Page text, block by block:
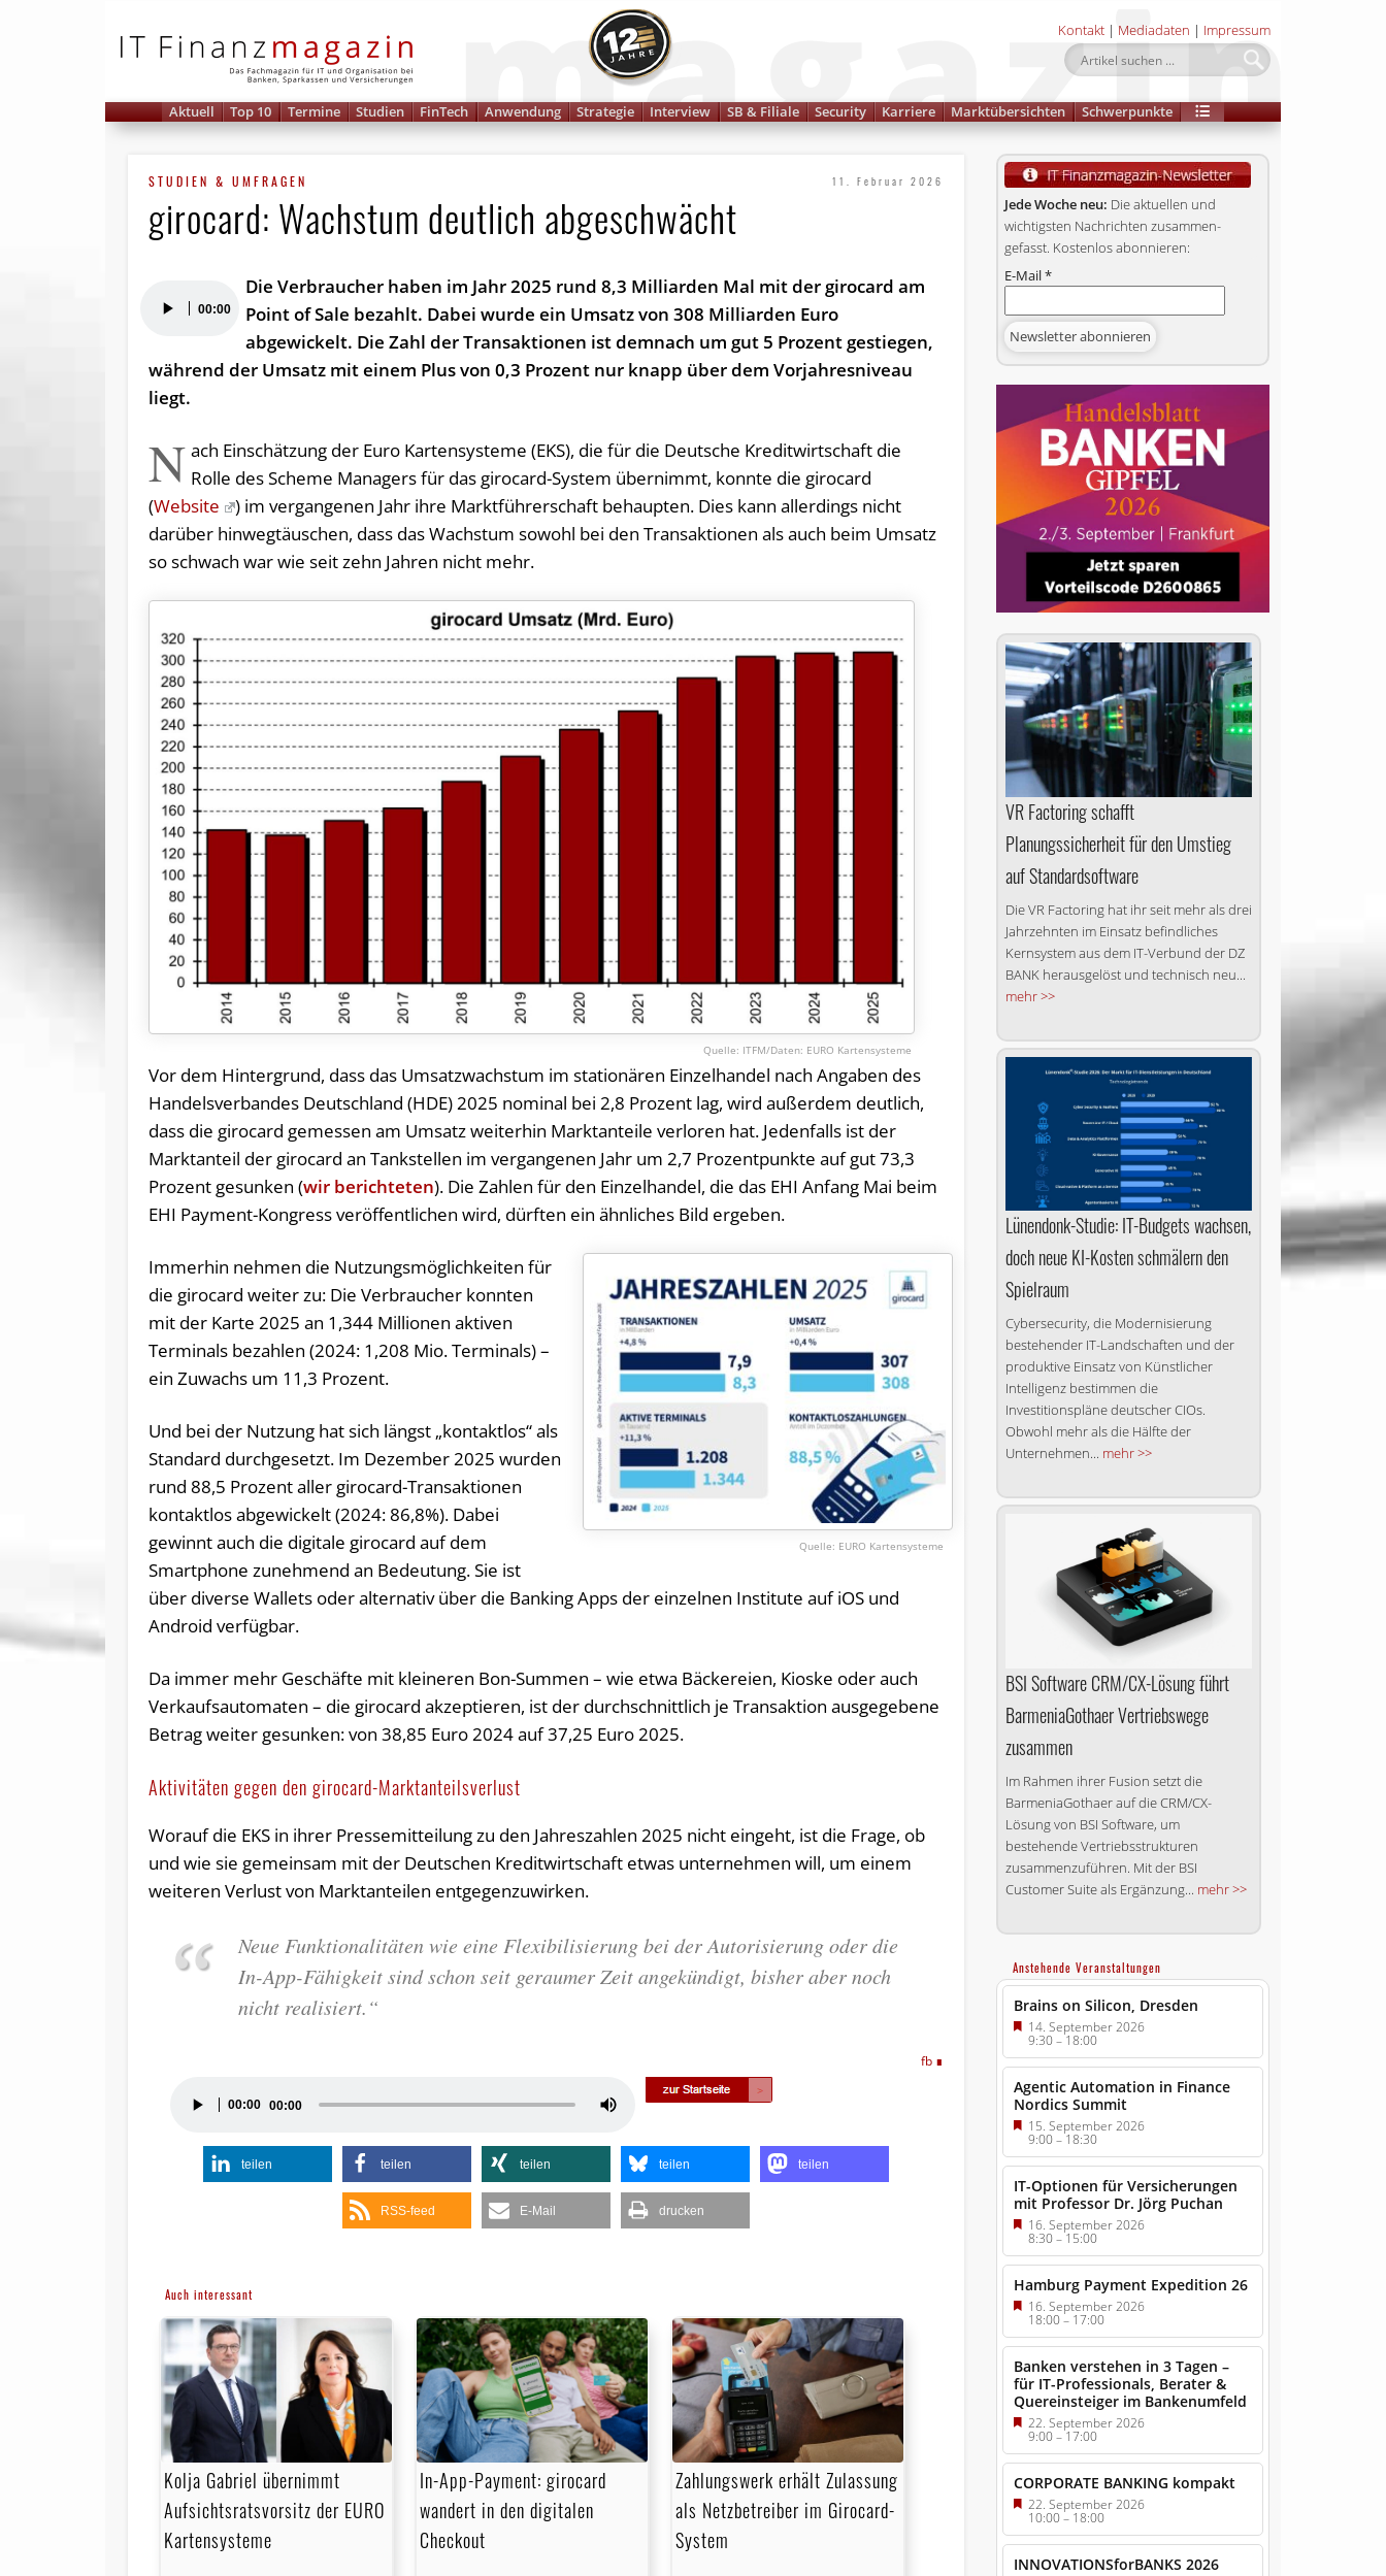
Kontakt | Mediadaten | Impressum
Aktuell Top 10 Termine Studien FinTech Anwendung Strategie Interview SB & Filiale Security Karriere Marktübersichten Schwerpunkte
STUDIEN & UMFRAGEN 11. Februar 2026
girocard: Wachstum deutlich abgeschwächt
Player 00:00
Die Verbraucher haben im Jahr 2025 rund 8,3 Milliarden Mal mit der girocard am
Point of Sale bezahlt. Dabei wurde ein Umsatz von 308 Milliarden Euro
abgewickelt. Die Zahl der Transaktionen ist demnach um gut 5 Prozent gestiegen,
während der Umsatz mit einem Plus von 0,3 Prozent nur knapp über dem Vorjahresniveau
liegt.
N ach Einschätzung der Euro Kartensysteme (EKS), die für die Deutsche Kreditwirtschaft die
Rolle des Scheme Managers für das girocard-System übernimmt, konnte die girocard
(Website
) im vergangenen Jahr ihre Marktführerschaft behaupten. Dies kann allerdings nicht
darüber hinwegtäuschen, dass das Wachstum sowohl bei den Transaktionen als auch beim Umsatz
so schwach war wie seit zehn Jahren nicht mehr.
ITFM/Daten: EURO Kartensysteme
Vor dem Hintergrund, dass das Umsatzwachstum im stationären Einzelhandel nach Angaben des
Handelsverbandes Deutschland (HDE) 2025 nominal bei 2,8 Prozent lag, wird außerdem deutlich,
dass die girocard gemessen am Umsatz weiterhin Marktanteile verloren hat. Jedenfalls ist der
Marktanteil der girocard an Tankstellen im vergangenen Jahr um 2,7 Prozentpunkte auf gut 73,3
Prozent gesunken (wir berichteten). Die Zahlen für den Einzelhandel, die das EHI Anfang Mai beim
EHI Payment-Kongress veröffentlichen wird, dürften ein ähnliches Bild ergeben.
EURO Kartensysteme
Immerhin nehmen die Nutzungsmöglichkeiten für
die girocard weiter zu: Die Verbraucher konnten
mit der Karte 2025 an 1,344 Millionen aktiven
Terminals bezahlen (2024: 1,208 Mio. Terminals) –
ein Zuwachs um 11,3 Prozent.
Und bei der Nutzung hat sich längst „kontaktlos“ als
Standard durchgesetzt. Im Dezember 2025 wurden
rund 88,5 Prozent aller girocard-Transaktionen
kontaktlos abgewickelt (2024: 86,8%). Dabei
gewinnt auch die digitale girocard auf dem
Smartphone zunehmend an Bedeutung. Sie ist
über diverse Wallets oder alternativ über die Banking Apps der einzelnen Institute auf iOS und
Android verfügbar.
Da immer mehr Geschäfte mit kleineren Bon-Summen – wie etwa Bäckereien, Kioske oder auch
Verkaufsautomaten – die girocard akzeptieren, ist der durchschnittlich je Transaktion ausgegebene
Betrag weiter gesunken: von 38,85 Euro 2024 auf 37,25 Euro 2025.
Aktivitäten gegen den girocard-Marktanteilsverlust
Worauf die EKS in ihrer Pressemitteilung zu den Jahreszahlen 2025 nicht eingeht, ist die Frage, ob
und wie sie gemeinsam mit der Deutschen Kreditwirtschaft etwas unternehmen will, um einem
weiteren Verlust von Marktanteilen entgegenzuwirken.
Neue Funktionalitäten wie eine Flexibilisierung bei der Autorisierung oder die
In-App-Fähigkeit sind schon seit geraumer Zeit angekündigt, bisher aber noch
nicht realisiert.“
fb
Player
00:00 00:00
Pfeiltasten
benutzen,
um
teilen teilen teilen teilen teilen
RSS-feed E-Mail drucken
Auch interessant
Kolja Gabriel übernimmt
Aufsichtsratsvorsitz der EURO
Kartensysteme
In-App-Payment: girocard
wandert in den digitalen
Checkout
Zahlungswerk erhält Zulassung
als Netzbetreiber im Girocard-
System
Jede Woche neu: Die aktuellen und
wichtigsten Nachrichten zusammen­
gefasst. Kostenlos abonnieren:
E-Mail*
VR Factoring schafft
Planungssicherheit für den Umstieg
auf Standardsoftware
Die VR Factoring hat ihr seit mehr als drei
Jahrzehnten im Einsatz befindliches
Kernsystem aus dem IT-Verbund der DZ
BANK herausgelöst und technisch neu...
mehr >>
Lünendonk-Studie: IT-Budgets wachsen,
doch neue KI-Kosten schmälern den
Spielraum
Cybersecurity, die Modernisierung
bestehender IT-Landschaften und der
produktive Einsatz von Künstlicher
Intelligenz bestimmen die
Investitionspläne deutscher CIOs.
Obwohl mehr als die Hälfte der
Unternehmen... mehr >>
BSI Software CRM/CX-Lösung führt
BarmeniaGothaer Vertriebswege
zusammen
Im Rahmen ihrer Fusion setzt die
BarmeniaGothaer auf die CRM/CX-
Lösung von BSI Software, um
bestehende Vertriebsstrukturen
zusammenzuführen. Mit der BSI
Customer Suite als Ergänzung... mehr >>
Anstehende Veranstaltungen
Brains on Silicon, Dresden
14. September 2026
9:30–18:00
Agentic Automation in Finance
Nordics Summit
15. September 2026
9:00–18:30
IT-Optionen für Versicherungen
mit Professor Dr. Jörg Puchan
16. September 2026
8:30–15:00
Hamburg Payment Expedition 26
16. September 2026
18:00– 17:00
Banken verstehen in 3 Tagen –
für IT-Professionals, Berater &
Quereinsteiger im Bankenumfeld
22. September 2026
9:00–17:00
CORPORATE BANKING kompakt
22. September 2026
10:00– 18:00
INNOVATIONSforBANKS 2026